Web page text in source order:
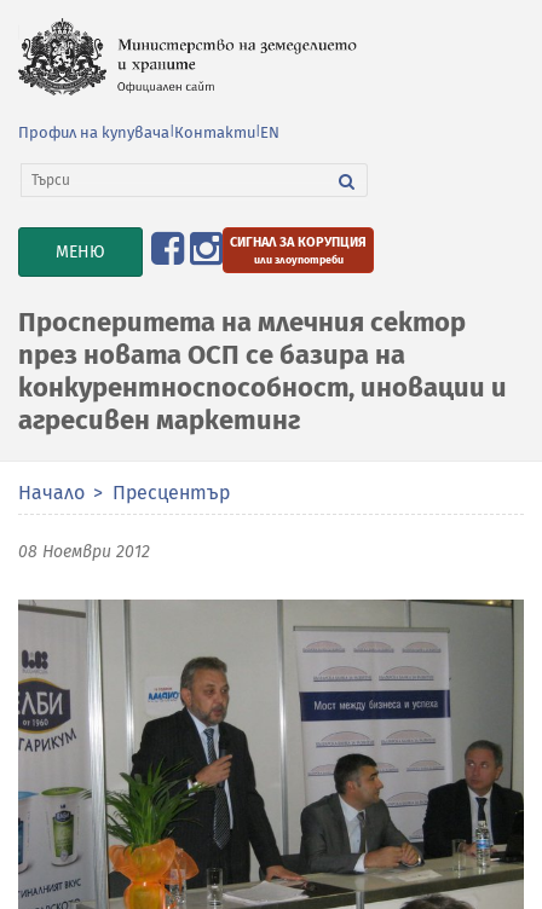
Профил на купувача Контакти EN
TOGGLE
NAVIGATION
МЕНЮ СИГНАЛ ЗА КОРУПЦИЯ
или злоупотреби
Просперитета на млечния сектор
през новата ОСП се базира на
конкурентноспособност, иновации и
агресивен маркетинг
Начало Пресцентър
08 Ноември 2012